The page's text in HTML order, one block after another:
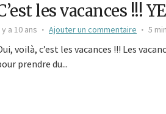
les vacances !!!
y a 10 ans Ajouter un commentaire 5
voilà, c’est les vacances !!! Les
prendre du...